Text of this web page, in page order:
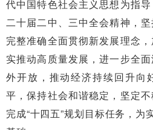
代中国特色社会主义思想为指
二十届二中、三中全会精神，
完整准确全面贯彻新发展理念
实推动高质量发展，进一步全
外开放，推动经济持续回升向
平，保持社会和谐稳定，坚定
完成“十四五”规划目标任务，为